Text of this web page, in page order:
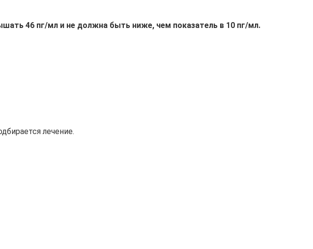
46 пг/мл и не должна быть ниже, чем показатель в 10 пг/мл.
лечение.